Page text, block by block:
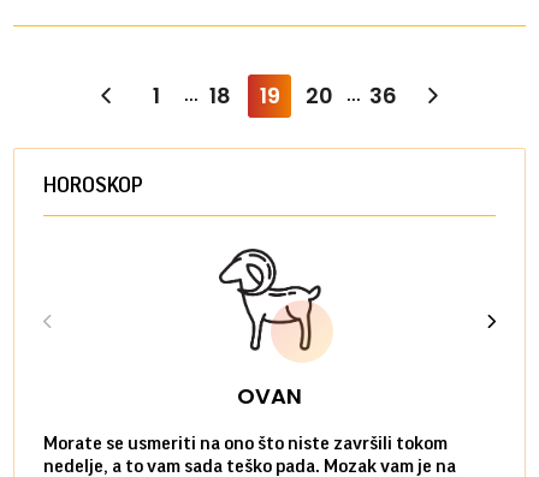
1 ... 18 19 20 ... 36
HOROSKOP
OVAN
Morate se usmeriti na ono što niste završili tokom
nedelje, a to vam sada teško pada. Mozak vam je na